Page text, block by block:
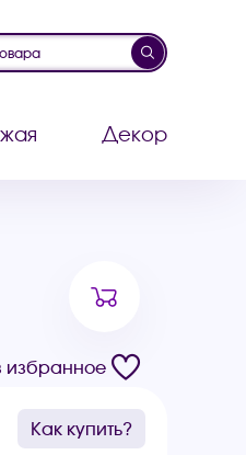
Декор
избранное
Как купить?